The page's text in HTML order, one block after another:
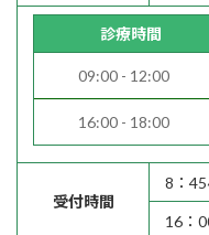
診療時間
09:00 - 12:00
16:00 - 18:00
受付時間
8：
16：